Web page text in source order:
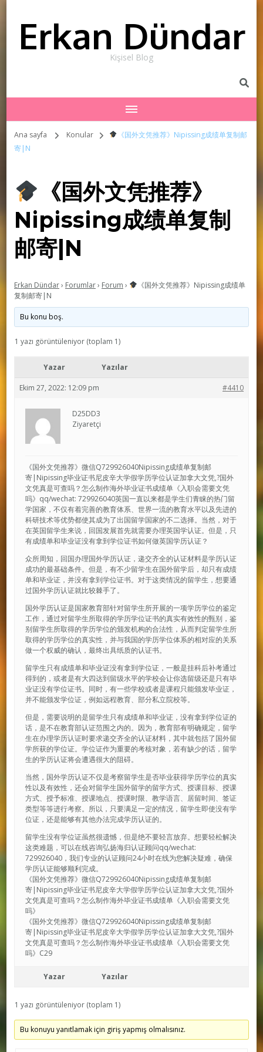
Erkan Dündar
Kişisel Blog
Ana sayfa Konular
《国外文凭推荐》Nipissing成绩单复制邮
寄|N
《国外文凭推荐》
Nipissing成绩单复制
邮寄|N
Erkan Dündar› Forumlar› Forum ›
《国外文凭推荐》Nipissing成绩单
复制邮寄|N
Bu konu boş.
1 yazı görüntüleniyor (toplam 1)
Yazar Yazılar
Ekim 27, 2022: 12:09 pm #4410
D25DD3
Ziyaretçi
《国外文凭推荐》微信Q729926040Nipissing成绩单复制邮
寄|Nipissing毕业证书尼皮辛大学假学历学位认证加拿大文凭,?国外
文凭真是可查吗？怎么制作海外毕业证书成绩单《入职会需要文凭
吗》qq/wechat: 729926040英国一直以来都是学生们青睐的热门留
学国家，不仅有着完善的教育体系、世界一流的教育水平以及先进的
科研技术等优势都使其成为了出国留学国家的不二选择。当然，对于
在英国留学生来说，回国发展首先就需要办理英国学认证。但是，只
有成绩单和毕业证没有拿到学位证书如何做英国学历认证？
众所周知，回国办理国外学历认证，递交齐全的认证材料是学历认证
成功的最基础条件。但是，有不少留学生在国外留学后，却只有成绩
单和毕业证，并没有拿到学位证书。对于这类情况的留学生，想要通
过国外学历认证就比较棘手了。
国外学历认证是国家教育部针对留学生所开展的一项学历学位的鉴定
工作，通过对留学生所取得的学历学位证书的真实有效性的甄别，鉴
别留学生所取得的学历学位的颁发机构的合法性，从而判定留学生所
取得的学历学位的真实性，并与我国的学历学位体系的相对应的关系
做一个权威的确认，最终出具纸质的认证书。
留学生只有成绩单和毕业证没有拿到学位证，一般是挂科后补考通过
得到的，或者是有大四达到留级水平的学校会让你选留级还是只有毕
业证没有学位证书。同时，有一些学校或者是课程只能颁发毕业证，
并不能颁发学位证，例如远程教育、部分私立院校等。
但是，需要说明的是留学生只有成绩单和毕业证，没有拿到学位证的
话，是不在教育部认证范围之内的。因为，教育部有明确规定，留学
生在办理学历认证时要求递交齐全的认证材料，其中就包括了国外留
学所获的学位证。学位证作为重要的考核对象，若有缺少的话，留学
生的学历认证将会遭遇很大的阻碍。
当然，国外学历认证不仅是考察留学生是否毕业获得学历学位的真实
性以及有效性，还会对留学生国外留学的留学方式、授课目标、授课
方式、授予标准、授课地点、授课时限、教学语言、居留时间、签证
类型等等进行考察。所以，只要满足一定的情况，留学生即使没有学
位证，还是能够有其他办法完成学历认证的。
留学生没有学位证虽然很遗憾，但是绝不要轻言放弃。想要轻松解决
这类难题，可以在线咨询弘扬海归认证顾问qq/wechat:
729926040，我们专业的认证顾问24小时在线为您解决疑难，确保
学历认证能够顺利完成。
《国外文凭推荐》微信Q729926040Nipissing成绩单复制邮
寄|Nipissing毕业证书尼皮辛大学假学历学位认证加拿大文凭,?国外
文凭真是可查吗？怎么制作海外毕业证书成绩单《入职会需要文凭
吗》
《国外文凭推荐》微信Q729926040Nipissing成绩单复制邮
寄|Nipissing毕业证书尼皮辛大学假学历学位认证加拿大文凭,?国外
文凭真是可查吗？怎么制作海外毕业证书成绩单《入职会需要文凭
吗》C29
Yazar Yazılar
1 yazı görüntüleniyor (toplam 1)
Bu konuyu yanıtlamak için giriş yapmış olmalısınız.